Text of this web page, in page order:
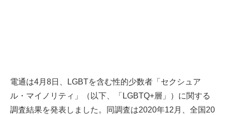
電通は4月8日、LGBTを含む性的少数者「セクシュア
ル・マイノリティ」（以下、「LGBTQ+層」）に関する
調査結果を発表しました。同調査は2020年12月、全国20